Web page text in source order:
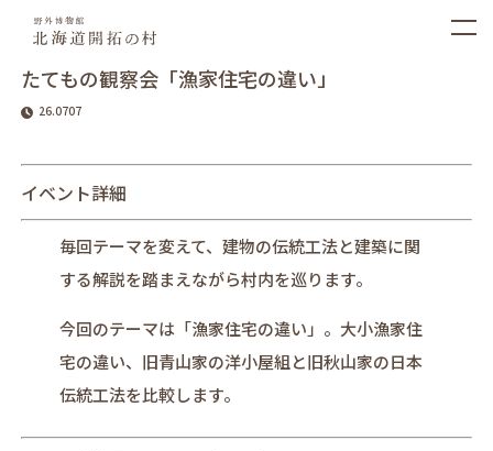
たてもの観察会「漁家住宅の違い」
26.0707
イベント詳細
毎回テーマを変えて、建物の伝統工法と建築に関
する解説を踏まえながら村内を巡ります。
今回のテーマは「漁家住宅の違い」。大小漁家住
宅の違い、旧青山家の洋小屋組と旧秋山家の日本
伝統工法を比較します。